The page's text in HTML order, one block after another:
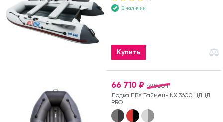
В наличии
Купить
69 900 ₽
66 710 ₽
Лодка ПВХ Таймень NX 3600 НДНД
PRO